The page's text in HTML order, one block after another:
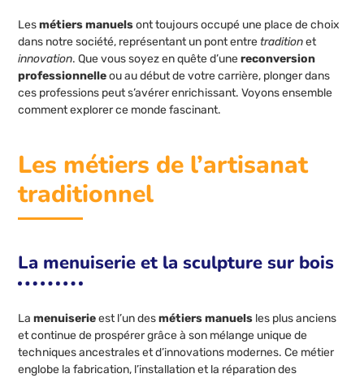
Lesmétiers manuelsont toujours occupé une place de choix
dans notre société, représentant un pont entretraditionet
innovation. Que vous soyez en quête d’unereconversion
professionnelleou au début de votre carrière, plonger dans
ces professions peut s’avérer enrichissant. Voyons ensemble
comment explorer ce monde fascinant.
Les métiers de l’artisanat
traditionnel
La menuiserie et la sculpture sur bois
Lamenuiserieest l’un desmétiers manuels les plus anciens
et continue de prospérer grâce à son mélange unique de
techniques ancestrales et d’innovations modernes. Ce métier
englobe la fabrication, l’installation et la réparation des